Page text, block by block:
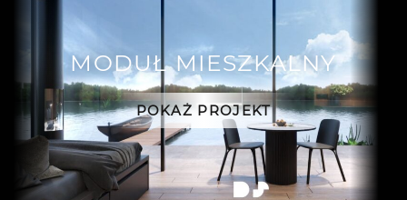
MODUŁ MIESZKALNY
POKAŻ PROJEKT